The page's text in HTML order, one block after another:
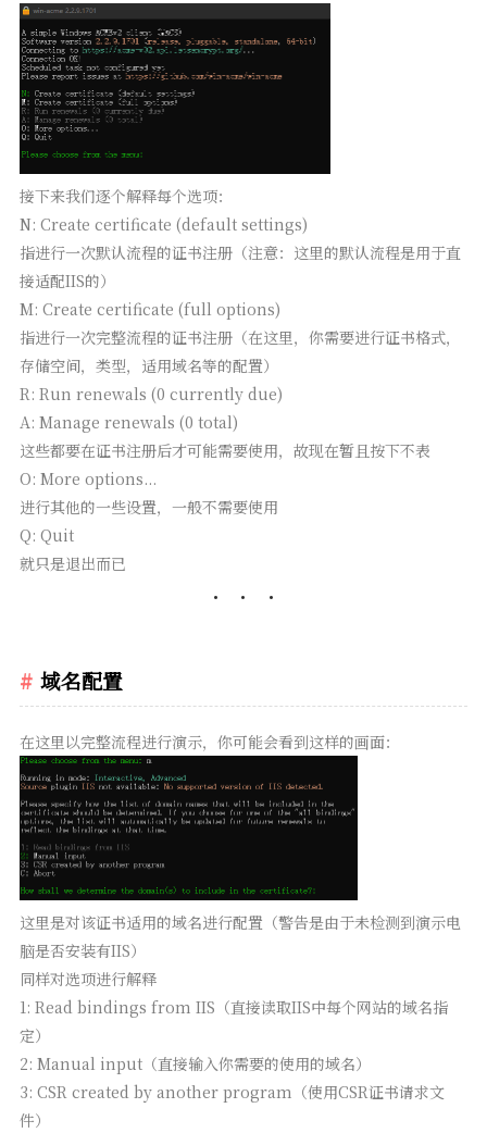
接下来我们逐个解释每个选项：
N: Create certificate (default settings)
指进行一次默认流程的证书注册（注意：这里的默认流程是用于直
接适配IIS的）
M: Create certificate (full options)
指进行一次完整流程的证书注册（在这里，你需要进行证书格式，
存储空间，类型，适用域名等的配置）
R: Run renewals (0 currently due)
A: Manage renewals (0 total)
这些都要在证书注册后才可能需要使用，故现在暂且按下不表
O: More options...
进行其他的一些设置，一般不需要使用
Q: Quit
就只是退出而已
域名配置
在这里以完整流程进行演示，你可能会看到这样的画面：
这里是对该证书适用的域名进行配置（警告是由于未检测到演示电
脑是否安装有IIS）
同样对选项进行解释
1: Read bindings from IIS（直接读取IIS中每个网站的域名指
定）
2: Manual input（直接输入你需要的使用的域名）
3: CSR created by another program（使用CSR证书请求文
件）